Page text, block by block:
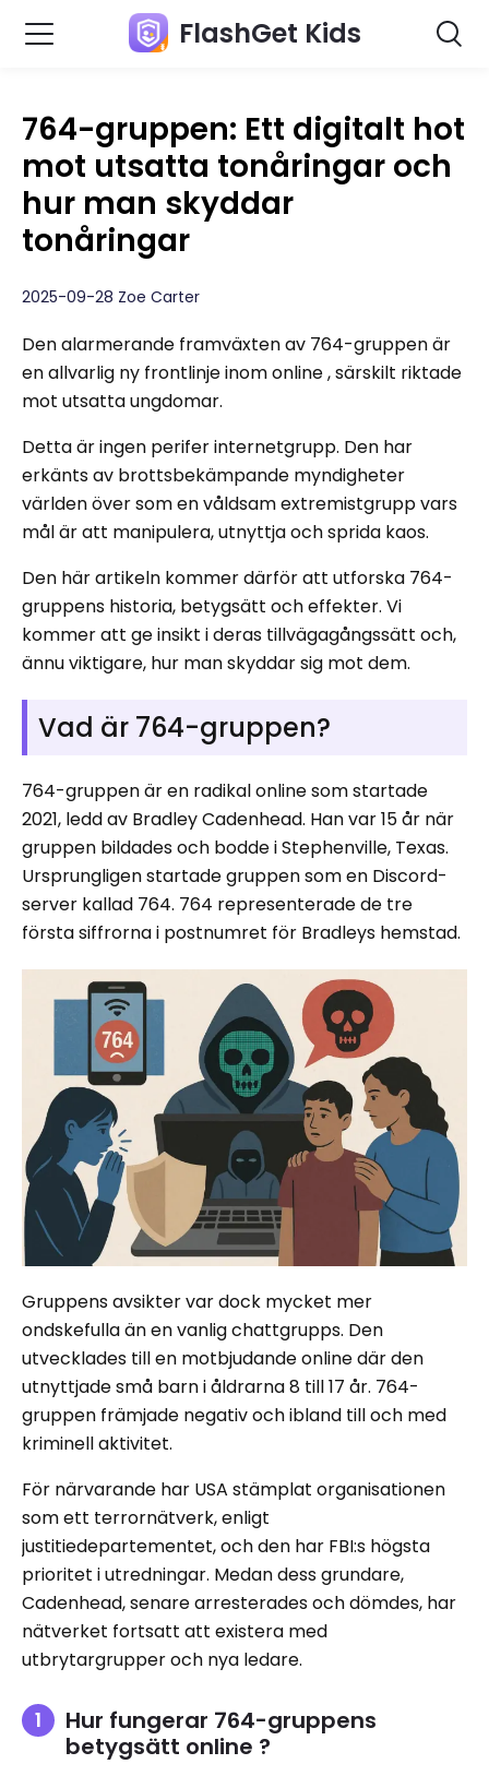
FlashGet Kids
764-gruppen: Ett digitalt hot
mot utsatta tonåringar och
hur man skyddar
tonåringar
2025-09-28 Zoe Carter
Den alarmerande framväxten av 764-gruppen är
en allvarlig ny frontlinje inom online , särskilt riktade
mot utsatta ungdomar.
Detta är ingen perifer internetgrupp. Den har
erkänts av brottsbekämpande myndigheter
världen över som en våldsam extremistgrupp vars
mål är att manipulera, utnyttja och sprida kaos.
Den här artikeln kommer därför att utforska 764-
gruppens historia, betygsätt och effekter. Vi
kommer att ge insikt i deras tillvägagångssätt och,
ännu viktigare, hur man skyddar sig mot dem.
Vad är 764-gruppen?
764-gruppen är en radikal online som startade
2021, ledd av Bradley Cadenhead. Han var 15 år när
gruppen bildades och bodde i Stephenville, Texas.
Ursprungligen startade gruppen som en Discord-
server kallad 764. 764 representerade de tre
första siffrorna i postnumret för Bradleys hemstad.
Gruppens avsikter var dock mycket mer
ondskefulla än en vanlig chattgrupps. Den
utvecklades till en motbjudande online där den
utnyttjade små barn i åldrarna 8 till 17 år. 764-
gruppen främjade negativ och ibland till och med
kriminell aktivitet.
För närvarande har USA stämplat organisationen
som ett terrornätverk, enligt
justitiedepartementet, och den har FBI:s högsta
prioritet i utredningar. Medan dess grundare,
Cadenhead, senare arresterades och dömdes, har
nätverket fortsatt att existera med
utbrytargrupper och nya ledare.
Hur fungerar 764-gruppens
betygsätt online ?